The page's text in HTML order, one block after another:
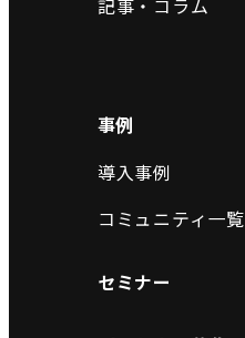
記事・コラム
事例
導入事例
コミュニティ一覧
セミナー